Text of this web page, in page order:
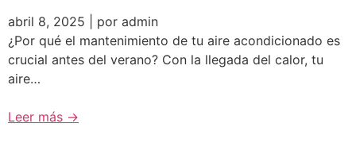
abril 8, 2025 | por admin
¿Por qué el mantenimiento de tu aire acondicionado es
crucial antes del verano? Con la llegada del calor, tu
aire…
Leer más →